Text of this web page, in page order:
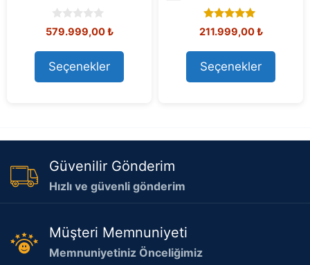
0
o
u
t
o
f
Orijinal
600.628,56 ₺.
579.999,00₺Şu
Seçenekler
5.00
out of 5
Orijinal
235.885,74 ₺.
211.999,00₺Şu
Seçenekler
Güvenilir Gönderim
Hızlı ve güvenli gönderim
Müşteri Memnuniyeti
Memnuniyetiniz Önceliğimiz